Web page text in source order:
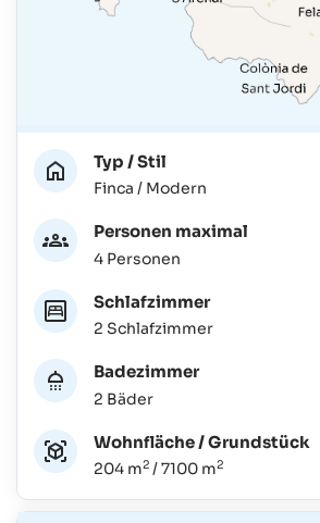
Typ / Stil
Finca / Modern
Personen maximal
4 Personen
Schlafzimmer
2 Schlafzimmer
Badezimmer
2 Bäder
Wohnfläche / Grundstück
204 m2 / 7100 m2